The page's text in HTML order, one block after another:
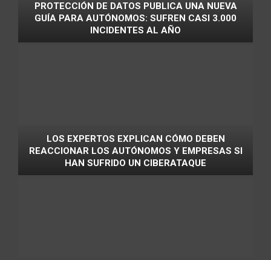
PROTECCIÓN DE DATOS PUBLICA UNA NUEVA
GUÍA PARA AUTÓNOMOS: SUFREN CASI 3.000
INCIDENTES AL AÑO
LOS EXPERTOS EXPLICAN CÓMO DEBEN
REACCIONAR LOS AUTÓNOMOS Y EMPRESAS SI
HAN SUFRIDO UN CIBERATAQUE